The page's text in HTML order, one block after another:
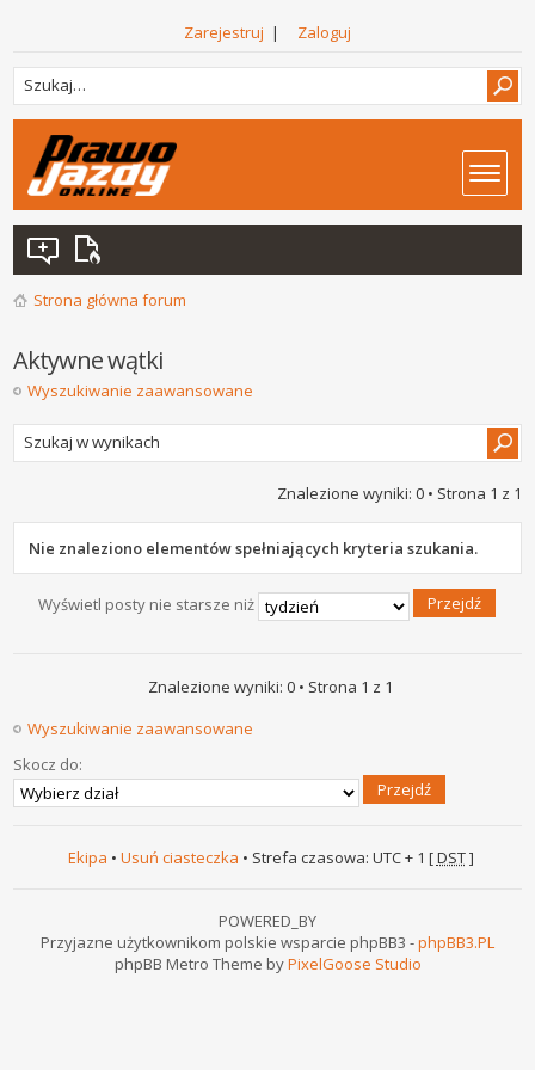
Zarejestruj | Zaloguj
Strona główna forum
Aktywne wątki
Wyszukiwanie zaawansowane
Znalezione wyniki: 0 • Strona 1 z 1
Nie znaleziono elementów spełniających kryteria szukania.
Wyświetl posty nie starsze niż
Znalezione wyniki: 0 • Strona 1 z 1
Wyszukiwanie zaawansowane
Skocz do:
Ekipa • Usuń ciasteczka • Strefa czasowa: UTC + 1 [DST]
POWERED_BY
Przyjazne użytkownikom polskie wsparcie phpBB3 -phpBB3.PL
phpBB Metro Theme byPixelGoose Studio